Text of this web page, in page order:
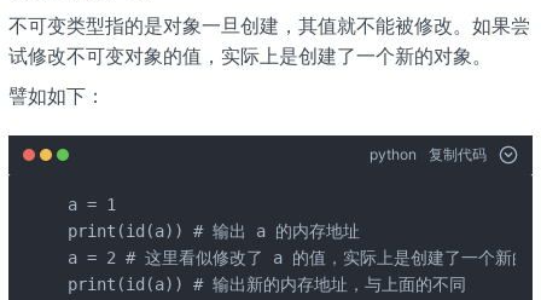
不可变类型指的是对象一旦创建，其值就不能被修改。如果尝
试修改不可变对象的值，实际上是创建了一个新的对象。
譬如如下：
python 复制代码
a = 1
print(id(a)) # 输出 a 的内存地址
a = 2 # 这里看似修改了 a 的值，实际上是创建了一个新
print(id(a)) # 输出新的内存地址，与上面的不同